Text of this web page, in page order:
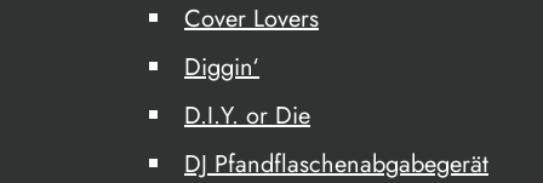
Cover Lovers
Diggin‘
D.I.Y. or Die
DJ Pfandflaschenabgabegerät